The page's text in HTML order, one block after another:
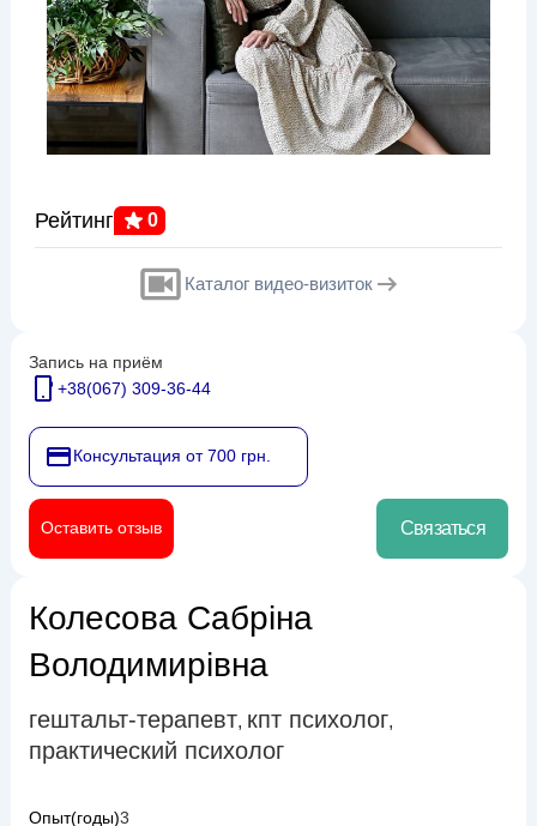
Рейтинг 0
Каталог видео-визиток
Запись на приём
+38(067) 309-36-44
Консультация от 700 грн.
Оставить отзыв Связаться
Колесова Сабріна
Володимирівна
гештальт-терапевт, кпт психолог,
практический психолог
Опыт(годы)3